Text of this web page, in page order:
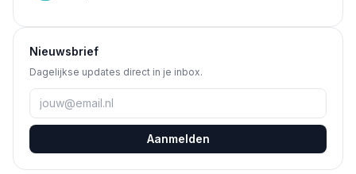
Nieuwsbrief
Dagelijkse updates direct in je inbox.
Aanmelden